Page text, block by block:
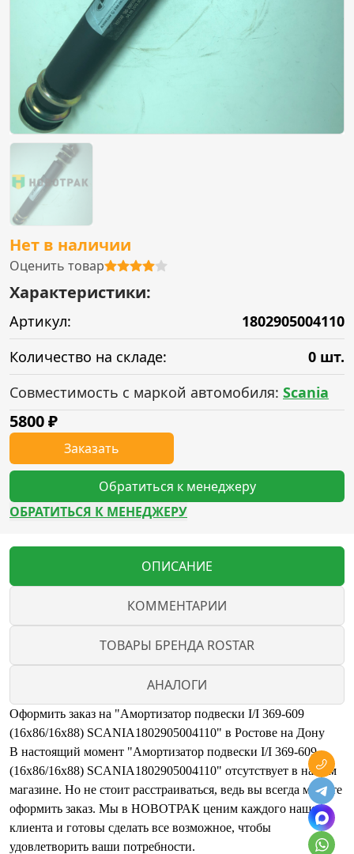
Нет в наличии
Оценить товар
Характеристики:
Артикул:
1802905004110
Количество на складе:
0 шт.
Совместимость с маркой автомобиля: Scania
5800₽
Заказать
Обратиться к менеджеру
ОБРАТИТЬСЯ К МЕНЕДЖЕРУ
ОПИСАНИЕ
КОММЕНТАРИИ
ТОВАРЫ БРЕНДА ROSTAR
АНАЛОГИ
Оформить заказ на "Амортизатор подвески I/I 369-609
(16x86/16x88) SCANIA1802905004110" в Ростове на Дону
В настоящий момент "Амортизатор подвески I/I 369-609
(16x86/16x88) SCANIA1802905004110" отсутствует в нашем
магазине. Но не стоит расстраиваться, ведь вы всегда можете
оформить заказ. Мы в НОВОТРАК ценим каждого нашего
клиента и готовы сделать все возможное, чтобы
удовлетворить ваши потребности.